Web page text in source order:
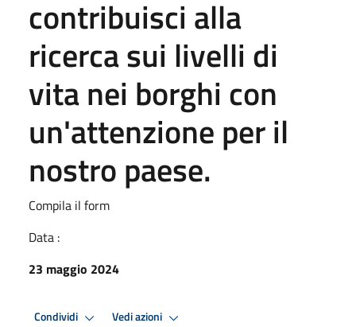
contribuisci alla
ricerca sui livelli di
vita nei borghi con
un'attenzione per il
nostro paese.
Compila il form
Data :
23 maggio 2024
Condividi Vedi azioni